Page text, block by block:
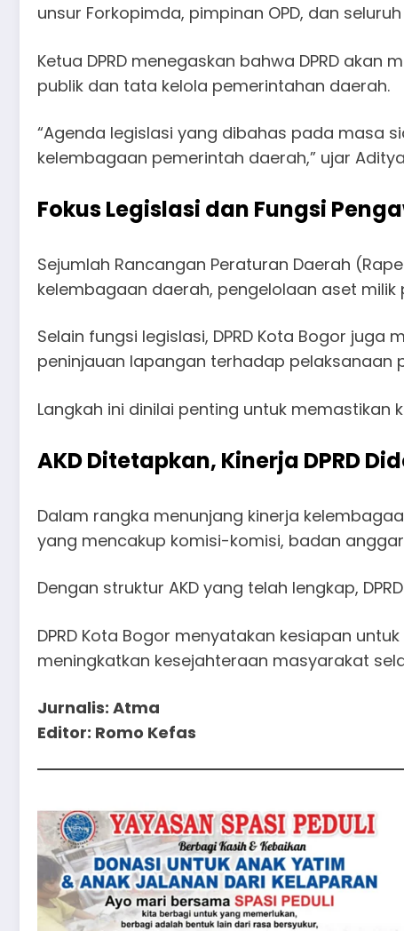
unsur Forkopimda, pimpinan OPD, dan seluruh
Ketua DPRD menegaskan bahwa DPRD
publik dan tata kelola pemerintahan daerah.
“Agenda legislasi yang dibahas pada masa
kelembagaan pemerintah daerah,” ujar
Fokus Legislasi dan Fungsi
Sejumlah Rancangan Peraturan Daerah
kelembagaan daerah, pengelolaan aset
Selain fungsi legislasi, DPRD Kota Bogor
peninjauan lapangan terhadap pelaksanaan
Langkah ini dinilai penting untuk
AKD Ditetapkan, Kinerja DPRD
Dalam rangka menunjang kinerja
yang mencakup komisi-komisi, badan
Dengan struktur AKD yang telah lengkap,
DPRD Kota Bogor menyatakan kesiapan
meningkatkan kesejahteraan masyarakat
Jurnalis: Atma
Editor: Romo Kefas